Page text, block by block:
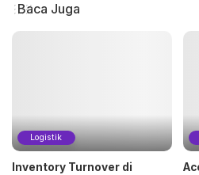
Baca Juga
Logistik
Inventory Turnover di